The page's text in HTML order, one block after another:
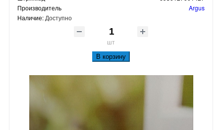
Производитель
Argus
Наличие: Доступно
шт
В корзину